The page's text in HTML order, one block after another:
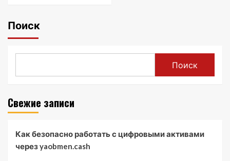
Поиск
Поиск
Свежие записи
Как безопасно работать с цифровыми активами
через yaobmen.cash